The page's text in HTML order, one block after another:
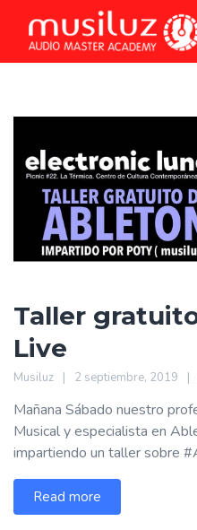
Taller
Live
Musiluz 2 septiembre, 2019
Mañana Sábado nuestro
Musical y especialista en
impartiendo un taller sobre
Read more